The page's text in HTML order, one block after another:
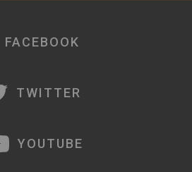
FACEBOOK
TWITTER
YOUTUBE